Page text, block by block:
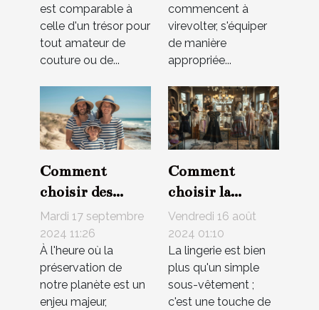
est comparable à
celle d'un trésor pour
tout amateur de
couture ou de...
commencent à
virevolter, s'équiper
de manière
appropriée...
Comment
choisir des
vêtements
marins éco-
responsables
pour toute la
famille
Mardi 17 septembre
2024 11:26
À l'heure où la
préservation de
notre planète est un
enjeu majeur,
Comment
choisir la
lingerie qui met
en valeur
chaque type de
silhouette
Vendredi 16 août
2024 01:10
La lingerie est bien
plus qu'un simple
sous-vêtement ;
c'est une touche de